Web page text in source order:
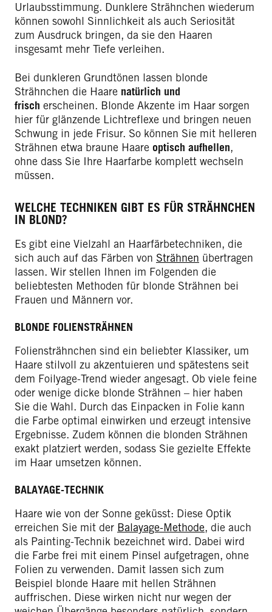
Urlaubsstimmung. Dunklere Strähnchen wiederum
können sowohl Sinnlichkeit als auch Seriosität
zum Ausdruck bringen, da sie den Haaren
insgesamt mehr Tiefe verleihen.
Bei dunkleren Grundtönen lassen blonde
Strähnchen die Haare natürlich und
frisch erscheinen. Blonde Akzente im Haar sorgen
hier für glänzende Lichtreflexe und bringen neuen
Schwung in jede Frisur. So können Sie mit helleren
Strähnen etwa braune Haare optisch aufhellen,
ohne dass Sie Ihre Haarfarbe komplett wechseln
müssen.
WELCHE TECHNIKEN GIBT ES FÜR STRÄHNCHEN
IN BLOND?
Es gibt eine Vielzahl an Haarfärbetechniken, die
sich auch auf das Färben von Strähnen übertragen
lassen. Wir stellen Ihnen im Folgenden die
beliebtesten Methoden für blonde Strähnen bei
Frauen und Männern vor.
BLONDE FOLIENSTRÄHNEN
Foliensträhnchen sind ein beliebter Klassiker, um
Haare stilvoll zu akzentuieren und spätestens seit
dem Foilyage-Trend wieder angesagt. Ob viele feine
oder wenige dicke blonde Strähnen – hier haben
Sie die Wahl. Durch das Einpacken in Folie kann
die Farbe optimal einwirken und erzeugt intensive
Ergebnisse. Zudem können die blonden Strähnen
exakt platziert werden, sodass Sie gezielte Effekte
im Haar umsetzen können.
BALAYAGE-TECHNIK
Haare wie von der Sonne geküsst: Diese Optik
erreichen Sie mit der Balayage-Methode, die auch
als Painting-Technik bezeichnet wird. Dabei wird
die Farbe frei mit einem Pinsel aufgetragen, ohne
Folien zu verwenden. Damit lassen sich zum
Beispiel blonde Haare mit hellen Strähnen
auffrischen. Diese wirken nicht nur wegen der